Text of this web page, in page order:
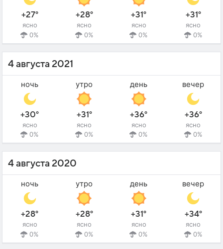
+27°
ясно
0%
+28°
ясно
0%
+31°
ясно
0%
+31°
ясно
0%
4 августа 2021
ночь
+30°
ясно
0%
утро
+31°
ясно
0%
день
+36°
ясно
0%
вечер
+36°
ясно
0%
4 августа 2020
ночь
+28°
ясно
0%
утро
+28°
ясно
0%
день
+31°
ясно
0%
вечер
+34°
ясно
0%